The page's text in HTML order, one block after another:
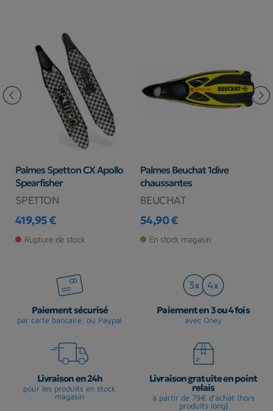
Palmes Spetton CX Apollo
Spearfisher
SPETTON
Prix
419,95 €
Rupture de stock
Palmes Beuchat 1dive
chaussantes
BEUCHAT
Prix
54,90 €
En stock magasin
Paiement sécurisé
par carte bancaire, ou Paypal
Paiement en 3 ou 4 fois
avec Oney
Livraison en 24h
pour les produits en stock
magasin
Livraison gratuite en point
relais
à partir de 79€ d'achat (hors
produits long)